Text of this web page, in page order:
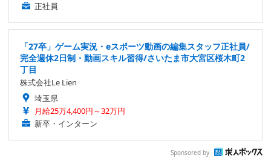
正社員
「27卒」ゲーム実況・eスポーツ動画の編集スタッフ正社員/
完全週休2日制・動画スキル習得/さいたま市大宮区桜木町2
丁目
株式会社Le Lien
埼玉県
月給25万4,400円～32万円
新卒・インターン
Sponsored by